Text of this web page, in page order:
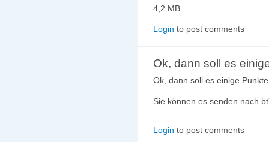
4,2 MB
Login to post comments
Ok, dann soll es
Ok, dann soll es einige
Sie können es senden nach
Login to post comments